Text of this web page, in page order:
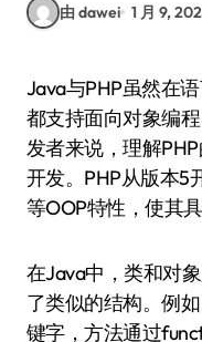
由 dawei 1 月 9,
Java与PHP虽然在语言特性上有较大差异，但它们
都支持面向对象编
发者来说，理解
开发。PHP从版本5
等OOP特性，使其
在Java中，类和对
了类似的结构。例
键字，方法通过